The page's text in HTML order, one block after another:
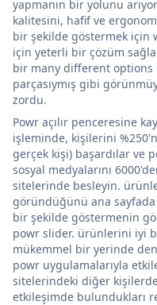
yapmanın bir yolunu
kalitesini, hafif ve
bir şekilde göstermek için
için yeterli bir çözüm
bir many different
parçasıymış gibi
zordu.
Powr açılır penceresine
işleminde, kişilerini
gerçek kişi) başardılar ve
sosyal medyalarını
sitelerinde besleyin.
göründüğünü ana
bir şekilde göstermenin
powr slider. ürünlerini iyi
mükemmel bir yerinde
powr uygulamalarıyla
sitelerindeki diğer
etkileşimde bulundukları